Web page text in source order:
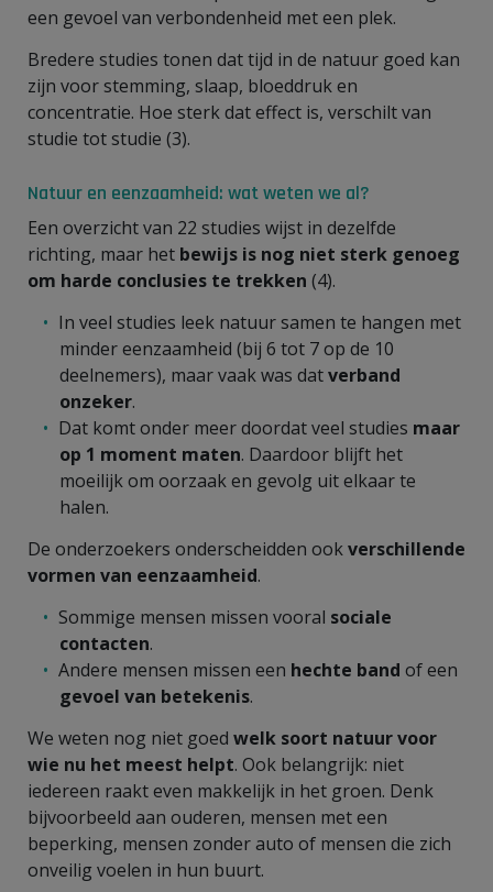
een gevoel van verbondenheid met een plek.
Bredere studies tonen dat tijd in de natuur goed kan
zijn voor stemming, slaap, bloeddruk en
concentratie. Hoe sterk dat effect is, verschilt van
studie tot studie (3).
Natuur en eenzaamheid: wat weten we al?
Een overzicht van 22 studies wijst in dezelfde
richting, maar het bewijs is nog niet sterk genoeg
om harde conclusies te trekken (4).
In veel studies leek natuur samen te hangen met
minder eenzaamheid (bij 6 tot 7 op de 10
deelnemers), maar vaak was datverband
onzeker.
Dat komt onder meer doordat veel studies maar
op 1 moment maten. Daardoor blijft het
moeilijk om oorzaak en gevolg uit elkaar te
halen.
De onderzoekers onderscheidden ookverschillende
vormen van eenzaamheid.
Sommige mensen missen vooral sociale
contacten.
Andere mensen missen een hechte band of een
gevoel van betekenis.
We weten nog niet goed welk soort natuur voor
wie nu het meest helpt. Ook belangrijk: niet
iedereen raakt even makkelijk in het groen. Denk
bijvoorbeeld aan ouderen, mensen met een
beperking, mensen zonder auto of mensen die zich
onveilig voelen in hun buurt.